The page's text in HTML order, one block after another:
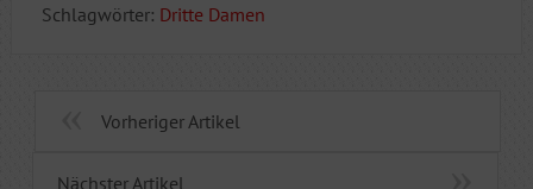
Schlagwörter: Dritte Damen
Vorheriger Artikel
Nächster Artikel